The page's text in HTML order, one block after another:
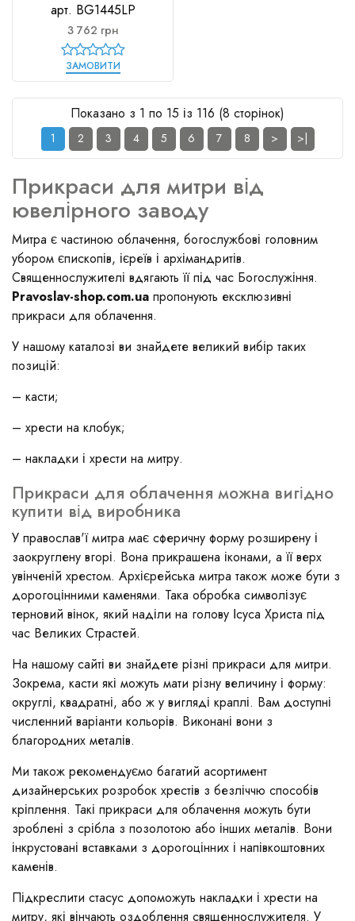
арт. BG1445LP
3 762 грн
ЗАМОВИТИ
Показано з 1 по 15 із 116 (8 сторінок)
1 2 3 4 5 6 7 8 > >|
Прикраси для митри від
ювелірного заводу
Митра є частиною облачення, богослужбові головним
убором єпископів, ієреїв і архімандритів.
Священнослужителі вдягають її під час Богослужіння.
Pravoslav-shop.com.ua пропонують ексклюзивні
прикраси для облачення.
У нашому каталозі ви знайдете великий вибір таких
позицій:
– касти;
– хрести на клобук;
– накладки і хрести на митру.
Прикраси для облачення можна вигідно
купити від виробника
У православ'ї митра має сферичну форму розширену і
заокруглену вгорі. Вона прикрашена іконами, а її верх
увінченій хрестом. Архієрейська митра також може бути з
дорогоцінними каменями. Така обробка символізує
терновий вінок, який наділи на голову Ісуса Христа під
час Великих Страстей.
На нашому сайті ви знайдете різні прикраси для митри.
Зокрема, касти які можуть мати різну величину і форму:
округлі, квадратні, або ж у вигляді краплі. Вам доступні
численний варіанти кольорів. Виконані вони з
благородних металів.
Ми також рекомендуємо багатий асортимент
дизайнерських розробок хрестів з безліччю способів
кріплення. Такі прикраси для облачення можуть бути
зроблені з срібла з позолотою або інших металів. Вони
інкрустовані вставками з дорогоцінних і напівкоштовних
каменів.
Підкреслити стасус допоможуть накладки і хрести на
митру, які вінчають оздоблення священнослужителя. У